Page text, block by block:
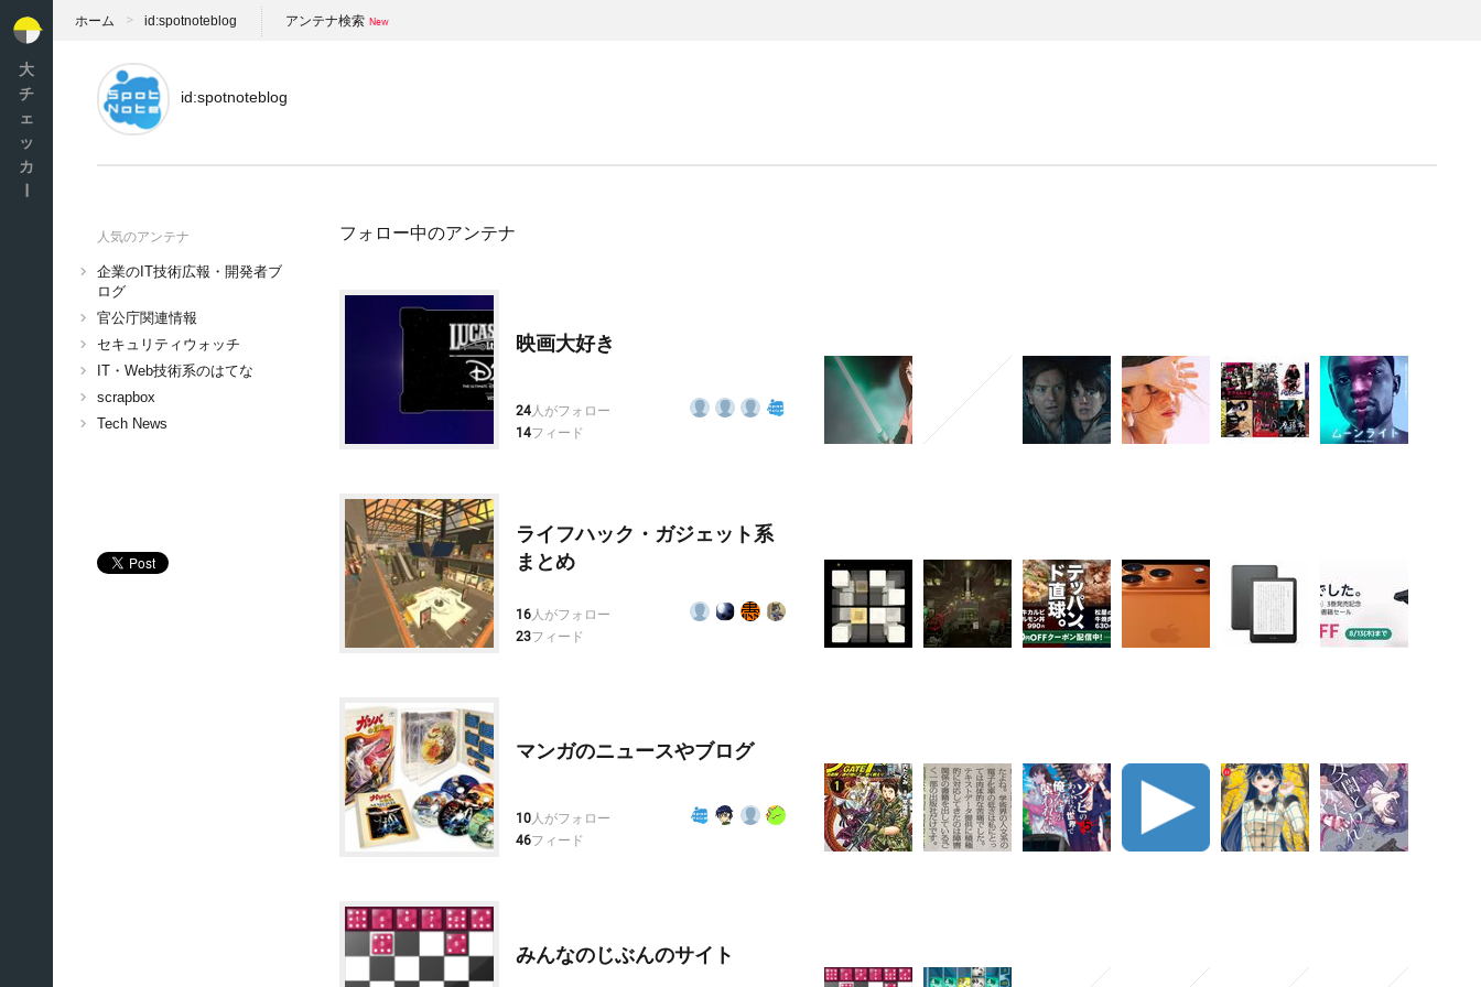
大
チ
ェ
ッ
カ
ホーム id:spotnoteblog アンテナ検索
id:spotnoteblog
人気のアンテナ
企業のIT技術広報・開発者ブ
ログ
官公庁関連情報
セキュリティウォッチ
IT・Web技術系のはてな
scrapbox
Tech News
フォロー中のアンテナ
映画大好き
24人がフォロー
14フィード
ライフハック・ガジェット系
まとめ
16人がフォロー
23フィード
マンガのニュースやブログ
10人がフォロー
46フィード
みんなのじぶんのサイト